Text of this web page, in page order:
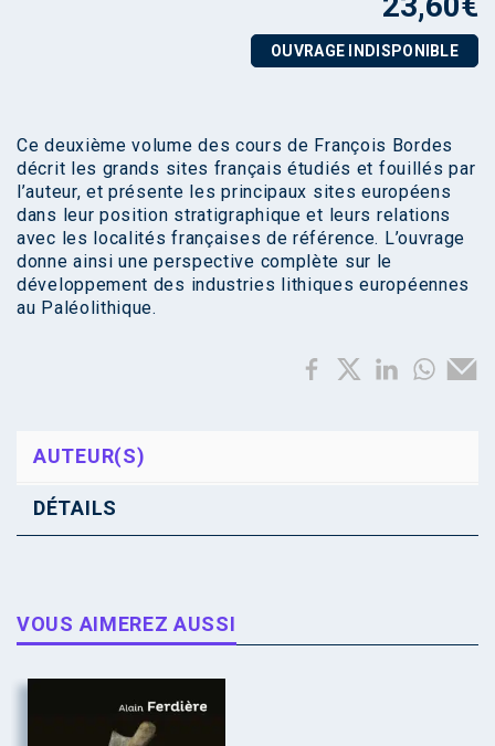
OUVRAGE INDISPONIBLE
Ce deuxième volume des cours de François Bordes
décrit les grands sites français étudiés et fouillés par
l’auteur, et présente les principaux sites européens
dans leur position stratigraphique et leurs relations
avec les localités françaises de référence. L’ouvrage
donne ainsi une perspective complète sur le
développement des industries lithiques européennes
au Paléolithique.
AUTEUR(S)
DÉTAILS
VOUS AIMEREZ AUSSI